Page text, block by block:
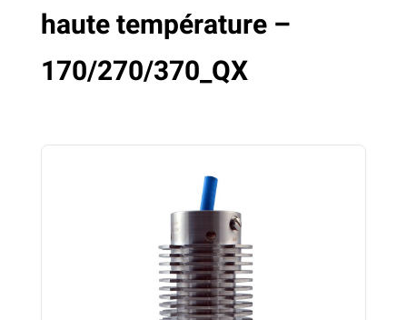
haute température –
170/270/370_QX